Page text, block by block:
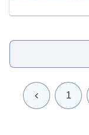
前 1